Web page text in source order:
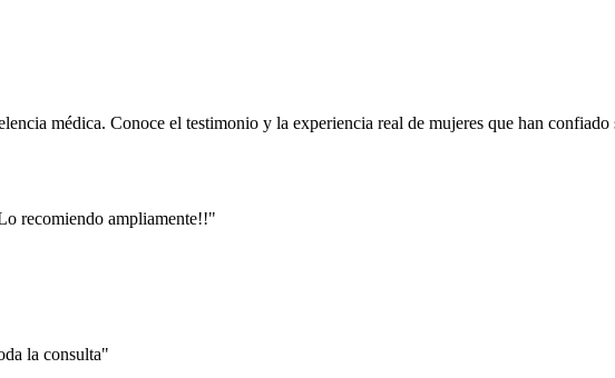
médica. Conoce el testimonio y la experiencia real de mujeres que han
recomiendo ampliamente!!"
la consulta"